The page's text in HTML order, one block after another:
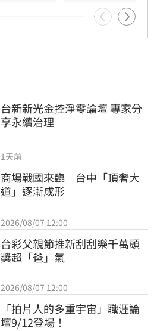
台新新光金控淨零論壇 專家分
享永續治理
1天前
商場戰國來臨　台中「頂奢大
道」逐漸成形
2026/08/07 12:00
台彩父親節推新刮刮樂千萬頭
獎超「爸」氣
2026/08/07 12:00
「拍片人的多重宇宙」職涯論
壇9/12登場！